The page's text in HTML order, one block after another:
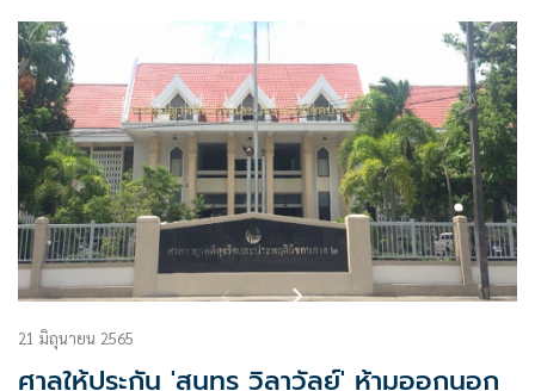
เขตอุทยานแห่งชาติเขาใหญ่ ปราจีนบุรี โดยมิชอบและเป็นกา
รุกป่า ซึ่งคดีสนับสนุนเจ้าหน้าที่รัฐออกเอกสิทธิ์โดยมิชอบ คดีขาด
อายุความไปเมื่อ 13มิถุนายน
21 มิถุนายน 2565
ศาลให้ประกัน 'สุนทร วิลาวัลย์' ห้ามออกนอก